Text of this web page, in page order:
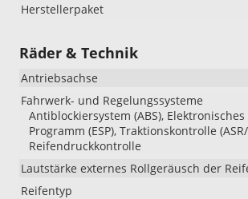
Herstellerpaket
Räder & Technik
Antriebsachse
Fahrwerk- und Regelungssysteme
Antiblockiersystem (ABS),
Programm (ESP), Traktionskontrolle (ASR/
Reifendruckkontrolle
Lautstärke externes Rollgeräusch der
Reifentyp